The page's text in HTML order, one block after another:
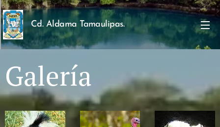
Cd. Aldama Tamaulipas.
Galería